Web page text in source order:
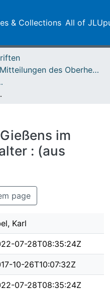
& Collections All of
Mitteilungen des Oberhessischen Geschichtsvereins Gießen
Vol. 027 (1926)
einem Vortrag)
im
: (aus
page
Karl
07-28T08:35:24Z
10-26T10:07:32Z
07-28T08:35:24Z